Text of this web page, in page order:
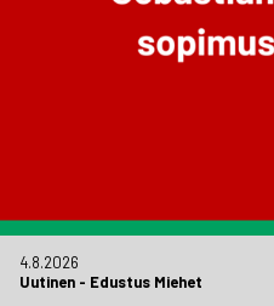
4.8.2026
Uutinen - Edustus Miehet